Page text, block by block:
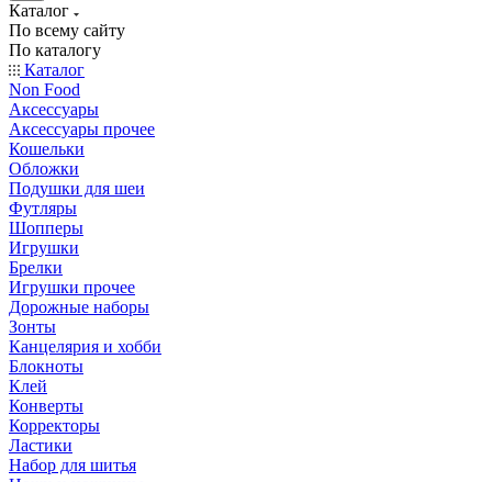
Каталог
По всему сайту
По каталогу
Каталог
Non Food
Аксессуары
Аксессуары прочее
Кошельки
Обложки
Подушки для шеи
Футляры
Шопперы
Игрушки
Брелки
Игрушки прочее
Дорожные наборы
Зонты
Канцелярия и хобби
Блокноты
Клей
Конверты
Корректоры
Ластики
Набор для шитья